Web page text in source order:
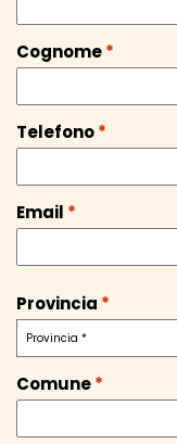
Cognome*
Telefono*
Email *
Provincia *
Comune*